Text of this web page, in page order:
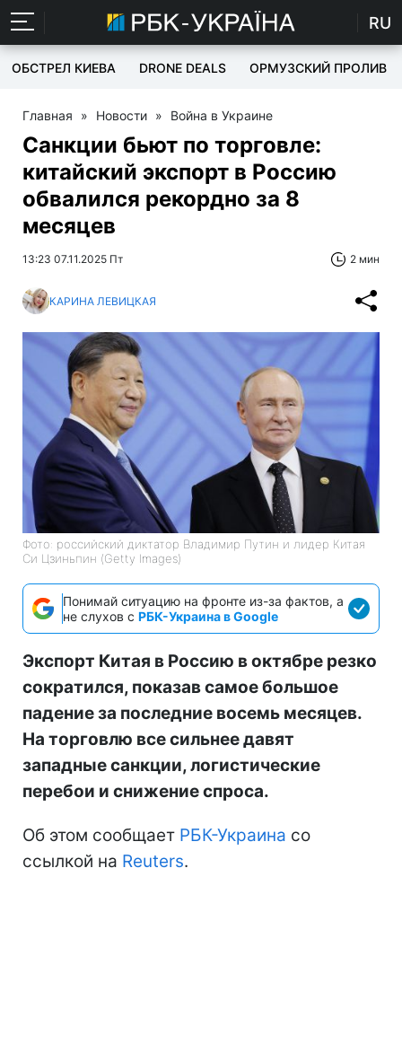
RU
ОБСТРЕЛ КИЕВА DRONE DEALS ОРМУЗСКИЙ ПРОЛИВ
Главная » Новости » Война в Украине
Санкции бьют по торговле:
китайский экспорт в Россию
обвалился рекордно за 8
месяцев
13:23 07.11.2025 Пт 2 мин
КАРИНА ЛЕВИЦКАЯ
Фото: российский диктатор Владимир Путин и лидер Китая
Си Цзиньпин (Getty Images)
Понимай ситуацию на фронте из-за фактов, а
не слухов с РБК-Украина в Google
Экспорт Китая в Россию в октябре резко
сократился, показав самое большое
падение за последние восемь месяцев.
На торговлю все сильнее давят
западные санкции, логистические
перебои и снижение спроса.
Об этом сообщает РБК-Украина со
ссылкой на Reuters.